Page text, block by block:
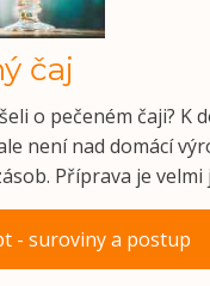
čaj
o pečeném čaji? K
není nad domácí
Příprava je velmi
- suroviny a postup